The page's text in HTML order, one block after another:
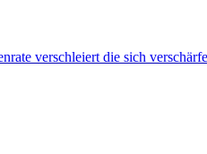
verschleiert die sich